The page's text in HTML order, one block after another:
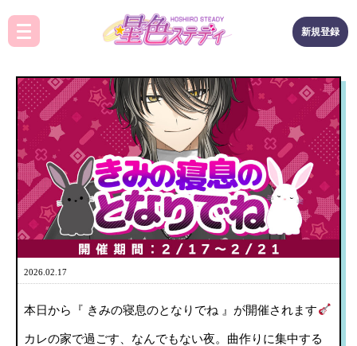
新規登録
2026.02.17
本日から『 きみの寝息のとなりでね 』が開催されます
カレの家で過ごす、なんでもない夜。曲作りに集中する